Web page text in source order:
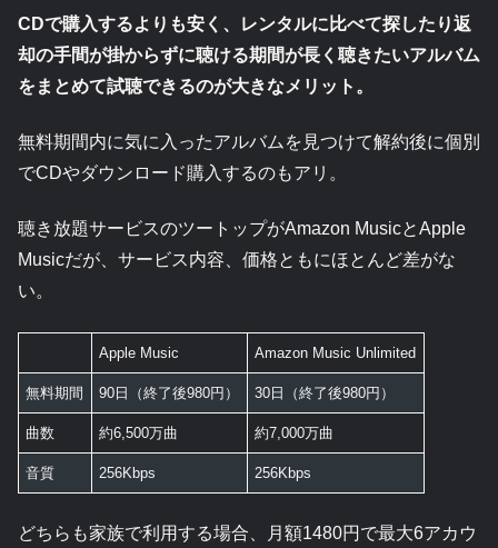
CDで購入するよりも安く、レンタルに比べて探したり返
却の手間が掛からずに聴ける期間が長く聴きたいアルバム
をまとめて試聴できるのが大きなメリット。
無料期間内に気に入ったアルバムを見つけて解約後に個別
でCDやダウンロード購入するのもアリ。
聴き放題サービスのツートップがAmazon MusicとApple
Musicだが、サービス内容、価格ともにほとんど差がな
い。
Apple Music Amazon Music Unlimited
無料期間 90日（終了後980円） 30日（終了後980円）
曲数 約6,500万曲 約7,000万曲
音質 256Kbps 256Kbps
どちらも家族で利用する場合、月額1480円で最大6アカウ